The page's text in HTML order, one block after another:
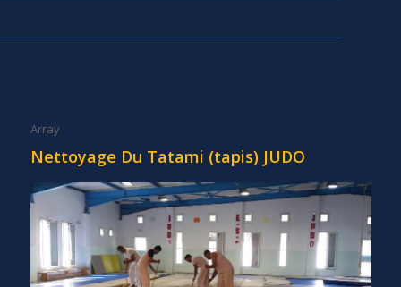
Array
Nettoyage Du Tatami (tapis) JUDO